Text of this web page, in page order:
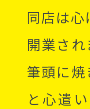
同店は
開業さ
筆頭に
と心遣